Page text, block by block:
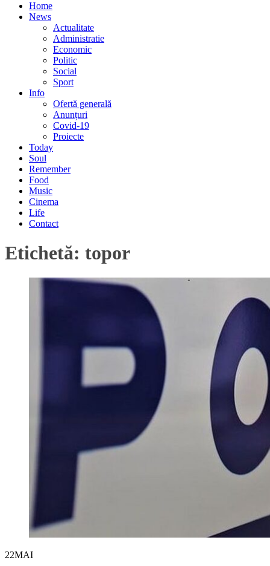
Home
News
Actualitate
Administratie
Economic
Politic
Social
Sport
Info
Ofertă generală
Anunțuri
Covid-19
Proiecte
Today
Soul
Remember
Food
Music
Cinema
Life
Contact
Etichetă: topor
22MAI